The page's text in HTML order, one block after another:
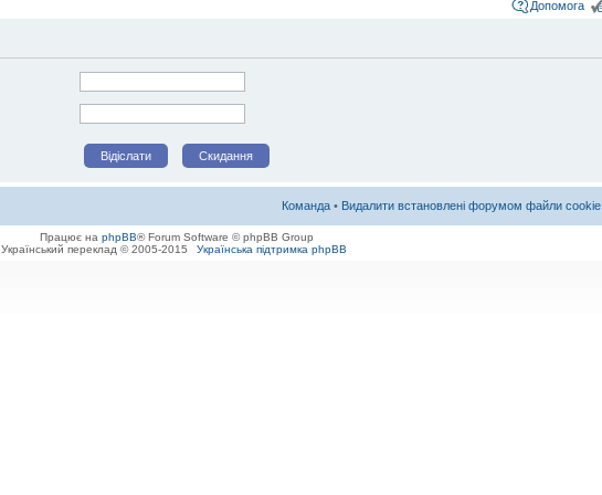
Допомога
Команда • Видалити встановлені форумом файли cookie
Працює на phpBB® Forum Software © phpBB Group
Український переклад © 2005-2015
Українська підтримка phpBB